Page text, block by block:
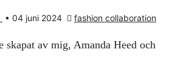
• 04 juni 2024 fashion collaboration
skapat av mig, Amanda Heed och